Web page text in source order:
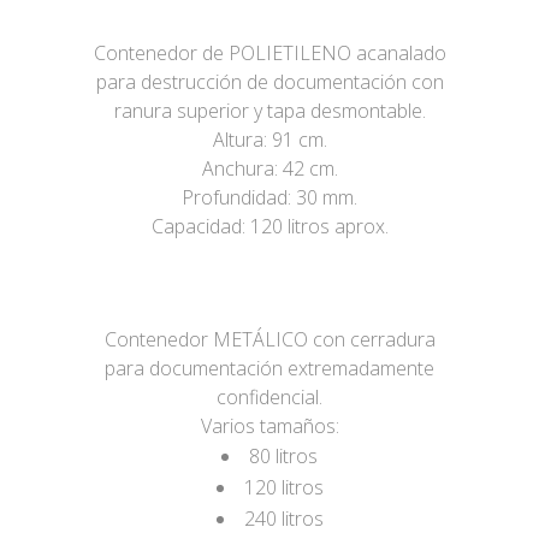
Contenedor de POLIETILENO acanalado
para destrucción de documentación con
ranura superior y tapa desmontable.
Altura: 91 cm.
Anchura: 42 cm.
Profundidad: 30 mm.
Capacidad: 120 litros aprox.
Contenedor METÁLICO con cerradura
para documentación extremadamente
confidencial.
Varios tamaños:
80 litros
120 litros
240 litros